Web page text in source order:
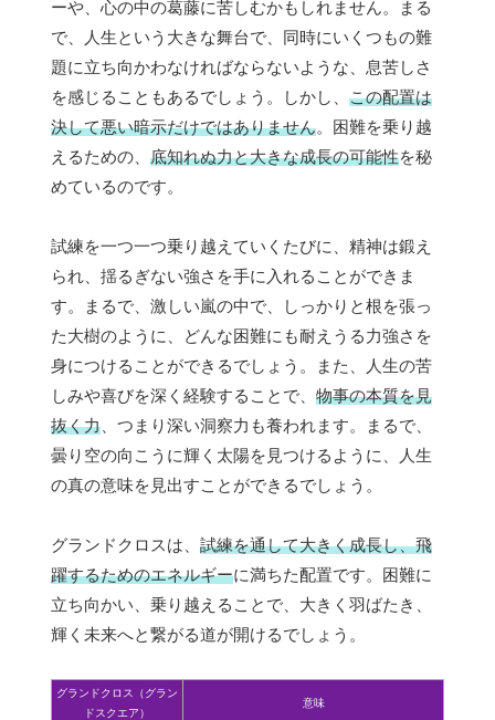
ーや、心の中の葛藤に苦しむかもしれません。まる
で、人生という大きな舞台で、同時にいくつもの難
題に立ち向かわなければならないような、息苦しさ
を感じることもあるでしょう。しかし、 この配置は
決して悪い暗示だけではありません。困難を乗り越
えるための、 底知れぬ力と大きな成長の可能性を秘
めているのです。
試練を一つ一つ乗り越えていくたびに、精神は鍛え
られ、揺るぎない強さを手に入れることができま
す。まるで、激しい嵐の中で、しっかりと根を張っ
た大樹のように、どんな困難にも耐えうる力強さを
身につけることができるでしょう。また、人生の苦
しみや喜びを深く経験することで、 物事の本質を見
抜く力 、つまり深い洞察力も養われます。まるで、
曇り空の向こうに輝く太陽を見つけるように、人生
の真の意味を見出すことができるでしょう。
グランドクロスは、 試練を通して大きく成長し、飛
躍するためのエネルギーに満ちた配置です。困難に
立ち向かい、乗り越えることで、大きく羽ばたき、
輝く未来へと繋がる道が開けるでしょう。
グランドクロス（グラン
ドスクエア）
意味